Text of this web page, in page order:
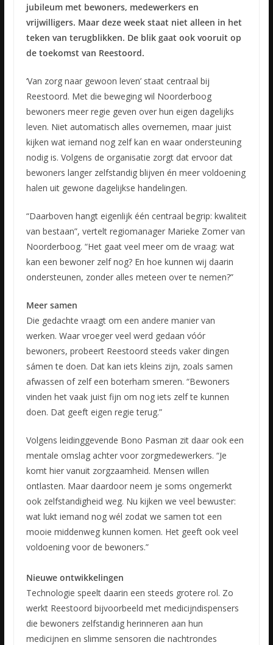
jubileum met bewoners, medewerkers en
vrijwilligers. Maar deze week staat niet alleen in het
teken van terugblikken. De blik gaat ook vooruit op
de toekomst van Reestoord.
‘Van zorg naar gewoon leven’ staat centraal bij
Reestoord. Met die beweging wil Noorderboog
bewoners meer regie geven over hun eigen dagelijks
leven. Niet automatisch alles overnemen, maar juist
kijken wat iemand nog zelf kan en waar ondersteuning
nodig is. Volgens de organisatie zorgt dat ervoor dat
bewoners langer zelfstandig blijven én meer voldoening
halen uit gewone dagelijkse handelingen.
“Daarboven hangt eigenlijk één centraal begrip: kwaliteit
van bestaan”, vertelt regiomanager Marieke Zomer van
Noorderboog. “Het gaat veel meer om de vraag: wat
kan een bewoner zelf nog? En hoe kunnen wij daarin
ondersteunen, zonder alles meteen over te nemen?”
Meer samen
Die gedachte vraagt om een andere manier van
werken. Waar vroeger veel werd gedaan vóór
bewoners, probeert Reestoord steeds vaker dingen
sámen te doen. Dat kan iets kleins zijn, zoals samen
afwassen of zelf een boterham smeren. “Bewoners
vinden het vaak juist fijn om nog iets zelf te kunnen
doen. Dat geeft eigen regie terug.”
Volgens leidinggevende Bono Pasman zit daar ook een
mentale omslag achter voor zorgmedewerkers. “Je
komt hier vanuit zorgzaamheid. Mensen willen
ontlasten. Maar daardoor neem je soms ongemerkt
ook zelfstandigheid weg. Nu kijken we veel bewuster:
wat lukt iemand nog wél zodat we samen tot een
mooie middenweg kunnen komen. Het geeft ook veel
voldoening voor de bewoners.”
Nieuwe ontwikkelingen
Technologie speelt daarin een steeds grotere rol. Zo
werkt Reestoord bijvoorbeeld met medicijndispensers
die bewoners zelfstandig herinneren aan hun
medicijnen en slimme sensoren die nachtrondes